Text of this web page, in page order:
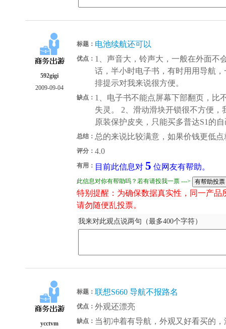
592gigi
2009-09-04
标题： 电池续航还可以
优点： 1、声音大，铃声大，一般在外面不
话，半小时电子书，有时用用导航
排提示对我来说很方便。
缺点： 1、电子书不能点屏幕下部翻页，比
失灵。 2、滑动滑块开锁很不方便
原装保护皮夹，只能买多普达S1的
总结： 总的来说比较满意，如果价钱更低
评分： 4.0
有用： 目前此信息对 5 位网友有帮助。
此信息对你有帮助吗？若有请投我一票 --->
特别提醒：为确保数据真实性，同一产
请勿随便乱投票。
我来对此观点说两句（最多400个字符）
ycctvm
标题： 联想S660 导航不报路名
优点： 外观还漂亮
缺点： 当初冲着有导航，外观又好看买的